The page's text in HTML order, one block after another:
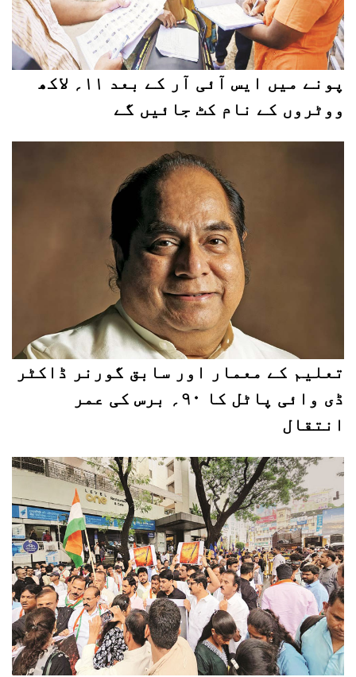
پونے میں ایس آئی آر کے بعد ۱۱؍ لاکھ
ووٹروں کے نام کٹ جائیں گے
تعلیم کے معمار اور سابق گورنر ڈاکٹر
ڈی وائی پاٹل کا ۹۰؍ برس کی عمر
انتقال